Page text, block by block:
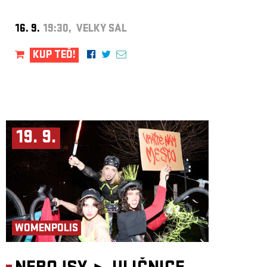
16. 9. 19:30, VELKÝ SÁL
KUP TEĎ!
19. 9.
WOMENPOLIS